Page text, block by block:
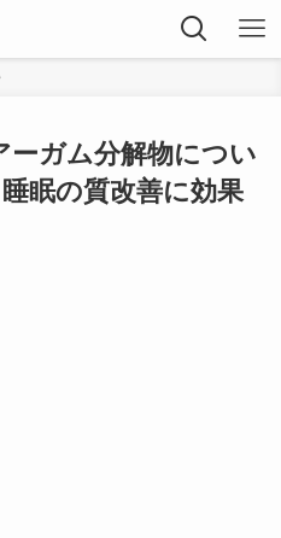
ガム分解物につい
眠の質改善に効果